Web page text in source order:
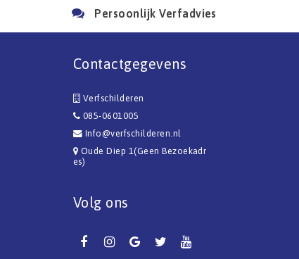
Persoonlijk Verfadvies
Contactgegevens
Verfschilderen
085-0601005
Info@verfschilderen.nl
Oude Diep 1(Geen Bezoekadr
es)
Volg ons